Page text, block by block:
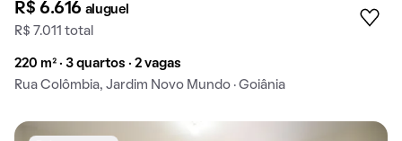
R$ 6.616 aluguel
R$ 7.011 total
220 m² · 3 quartos · 2 vagas
Rua Colômbia, Jardim Novo Mundo · Goiânia